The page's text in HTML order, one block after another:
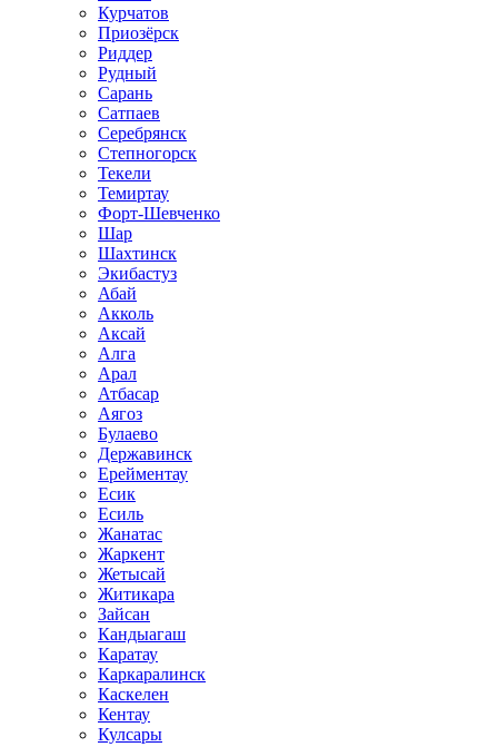
Курчатов
Приозёрск
Риддер
Рудный
Сарань
Сатпаев
Серебрянск
Степногорск
Текели
Темиртау
Форт-Шевченко
Шар
Шахтинск
Экибастуз
Абай
Акколь
Аксай
Алга
Арал
Атбасар
Аягоз
Булаево
Державинск
Ерейментау
Есик
Есиль
Жанатас
Жаркент
Жетысай
Житикара
Зайсан
Кандыагаш
Каратау
Каркаралинск
Каскелен
Кентау
Кулсары